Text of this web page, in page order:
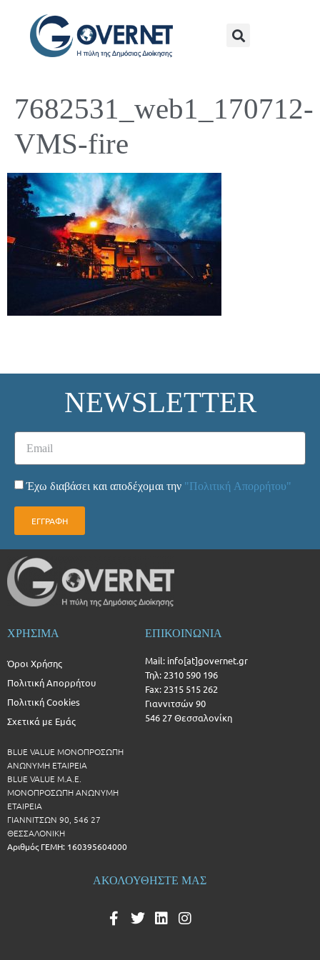
7682531_web1_170712-
VMS-fire
NEWSLETTER
Έχω διαβάσει και αποδέχομαι την "Πολιτική Απορρήτου"
ΕΓΓΡΑΦΗ
ΧΡΗΣΙΜΑ
Όροι Χρήσης
Πολιτική Απορρήτου
Πολιτική Cookies
Σχετικά με Εμάς
BLUE VALUE ΜΟΝΟΠΡΟΣΩΠΗ
ΑΝΩΝΥΜΗ ΕΤΑΙΡΕΙΑ
BLUE VALUE Μ.Α.Ε.
ΜΟΝΟΠΡΟΣΩΠΗ ΑΝΩΝΥΜΗ
ΕΤΑΙΡΕΙΑ
ΓΙΑΝΝΙΤΣΩΝ 90, 546 27
ΘΕΣΣΑΛΟΝΙΚΗ
Αριθμός ΓΕΜΗ: 160395604000
ΕΠΙΚΟΙΝΩΝΙΑ
Mail: info[at]governet.gr
Τηλ: 2310 590 196
Fax: 2315 515 262
Γιαννιτσών 90
546 27 Θεσσαλονίκη
ΑΚΟΛΟΥΘΗΣΤΕ ΜΑΣ